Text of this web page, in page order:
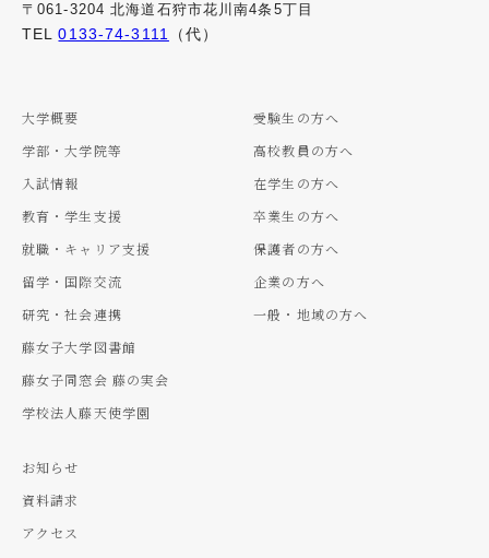
〒061-3204 北海道石狩市花川南4条5丁目
TEL0133-74-3111 （代）
大学概要
学部・大学院等
入試情報
教育・学生支援
就職・キャリア支援
留学・国際交流
研究・社会連携
藤女子大学図書館
藤女子同窓会 藤の実会
学校法人藤天使学園
受験生の方へ
高校教員の方へ
在学生の方へ
卒業生の方へ
保護者の方へ
企業の方へ
一般・地域の方へ
お知らせ
資料請求
アクセス